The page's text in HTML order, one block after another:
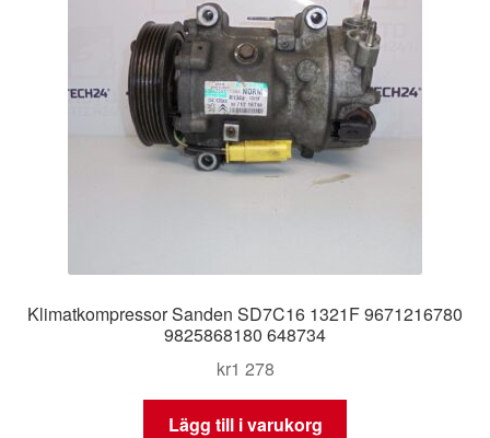
Klimatkompressor Sanden SD7C16 1321F 9671216780
9825868180 648734
kr1 278
Lägg till i varukorg